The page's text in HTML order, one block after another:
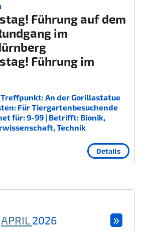
Führung auf dem
im
Führung im
Treffpunkt: An der Gorillastatue
Für Tiergartenbesuchende
für: 9-99 | Betrifft: Bionik,
Technik
Details
»
APRIL 2026